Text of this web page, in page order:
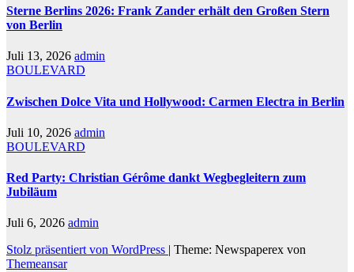
Sterne Berlins 2026: Frank Zander erhält den Großen Stern
von Berlin
Juli 13, 2026 admin
BOULEVARD
Zwischen Dolce Vita und Hollywood: Carmen Electra in Berlin
Juli 10, 2026 admin
BOULEVARD
Red Party: Christian Gérôme dankt Wegbegleitern zum
Jubiläum
Juli 6, 2026 admin
Stolz präsentiert von WordPress | Theme: Newspaperex von
Themeansar